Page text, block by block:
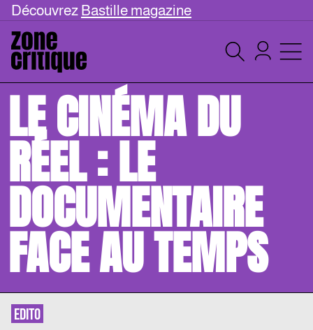
Découvrez Bastille magazine
LE CINÉMA DU
RÉEL : LE
DOCUMENTAIRE
FACE AU TEMPS
EDITO